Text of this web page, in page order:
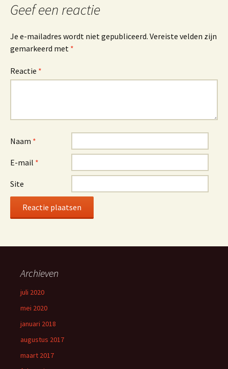
Geef een reactie
Je e-mailadres wordt niet gepubliceerd. Vereiste velden zijn
gemarkeerd met *
Reactie *
Naam *
E-mail *
Site
Archieven
juli 2020
mei 2020
januari 2018
augustus 2017
maart 2017